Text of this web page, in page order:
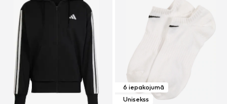
6 iepakojumā
Unisekss